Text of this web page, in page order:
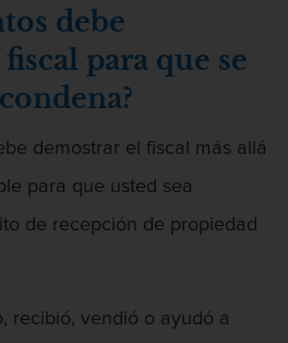
una sustancia controlada
de una sustancia
para la venta
de Drogas
de asistencia
debe
para que se
demostrar el fiscal más allá
para que usted sea
de recepción de propiedad
recibió, vendió o ayudó a